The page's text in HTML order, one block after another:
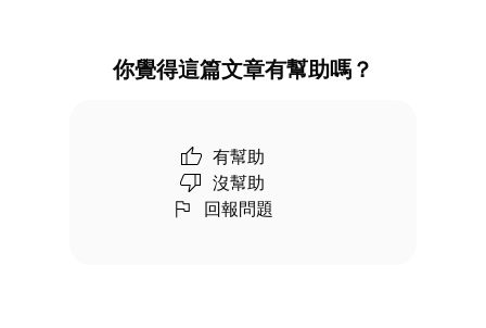
你覺得這篇文章有幫助嗎？
有幫助
沒幫助
回報問題